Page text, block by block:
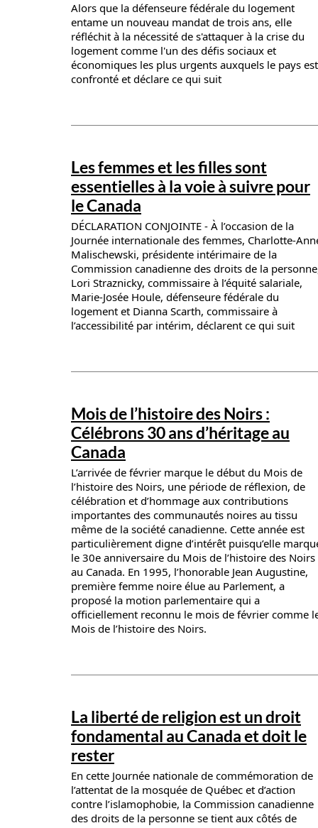
Alors que la défenseure fédérale du logement
entame un nouveau mandat de trois ans, elle
réfléchit à la nécessité de s'attaquer à la crise du
logement comme l'un des défis sociaux et
économiques les plus urgents auxquels le pays est
confronté et déclare ce qui suit
Les femmes et les filles sont
essentielles à la voie à suivre pour
le Canada
DÉCLARATION CONJOINTE - À l’occasion de la
Journée internationale des femmes, Charlotte-
Malischewski, présidente intérimaire de la
Commission canadienne des droits de la
Lori Straznicky, commissaire à l’équité salariale,
Marie-Josée Houle, défenseure fédérale du
logement et Dianna Scarth, commissaire à
l’accessibilité par intérim, déclarent ce qui suit
News details
Mois de l’histoire des Noirs :
Célébrons 30 ans d’héritage au
Canada
L’arrivée de février marque le début du Mois de
l’histoire des Noirs, une période de réflexion, de
célébration et d’hommage aux contributions
importantes des communautés noires au tissu
même de la société canadienne. Cette année est
particulièrement digne d’intérêt puisqu’elle
le 30e anniversaire du Mois de l’histoire des Noirs
au Canada. En 1995, l’honorable Jean Augustine,
première femme noire élue au Parlement, a
proposé la motion parlementaire qui a
officiellement reconnu le mois de février comme
Mois de l’histoire des Noirs.
News details
La liberté de religion est un droit
fondamental au Canada et doit le
rester
En cette Journée nationale de commémoration de
l’attentat de la mosquée de Québec et d’action
contre l’islamophobie, la Commission canadienne
des droits de la personne se tient aux côtés de
News details